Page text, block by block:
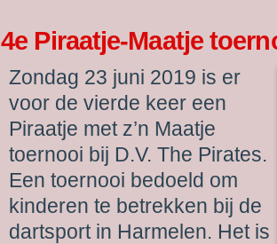
4e Piraatje-Maatje
Zondag 23 juni 2019 is er
voor de vierde keer een
Piraatje met z’n Maatje
toernooi bij D.V. The Pirates.
Een toernooi bedoeld om
kinderen te betrekken bij de
dartsport in Harmelen. Het is